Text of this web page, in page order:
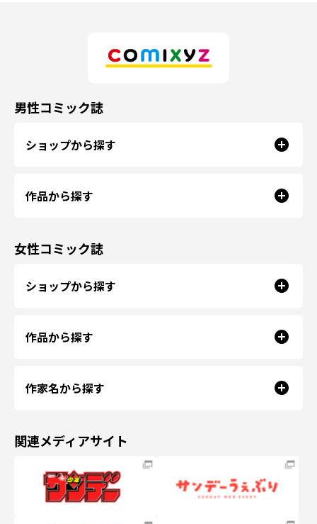
男性コミック誌
ショップから探す
作品から探す
女性コミック誌
ショップから探す
作品から探す
作家名から探す
関連メディアサイト